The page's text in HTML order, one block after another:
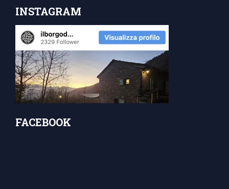
INSTAGRAM
FACEBOOK
for: